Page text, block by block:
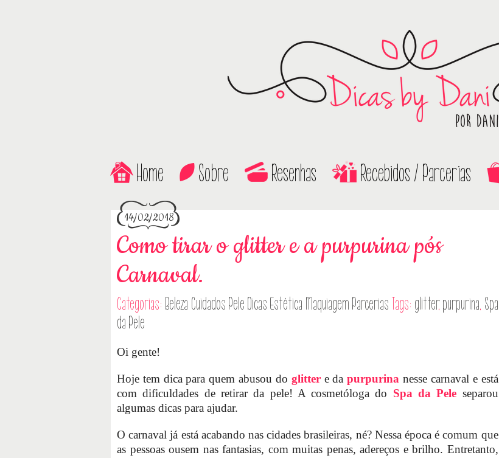
Home Sobre Resenhas Recebidos / Parcerias
14/02/2018
Como tirar o glitter e a purpurina pós
Carnaval.
Categorias: Beleza Cuidados Pele Dicas Estética Maquiagem Parcerias Tags: glitter,purpurina, Spa
da Pele
Oi gente!
Hoje tem dica para quem abusou do glittere dapurpurina nesse carnaval e está
com dificuldades de retirar da pele! A cosmetóloga do Spa da Pele separou
algumas dicas para ajudar.
O carnaval já está acabando nas cidades brasileiras, né? Nessa época é comum que
as pessoas ousem nas fantasias, com muitas penas, adereços e brilho. Entretanto,